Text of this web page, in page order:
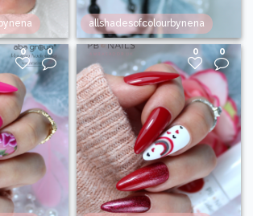
allshadesofcolourbynena
0 0 0 0